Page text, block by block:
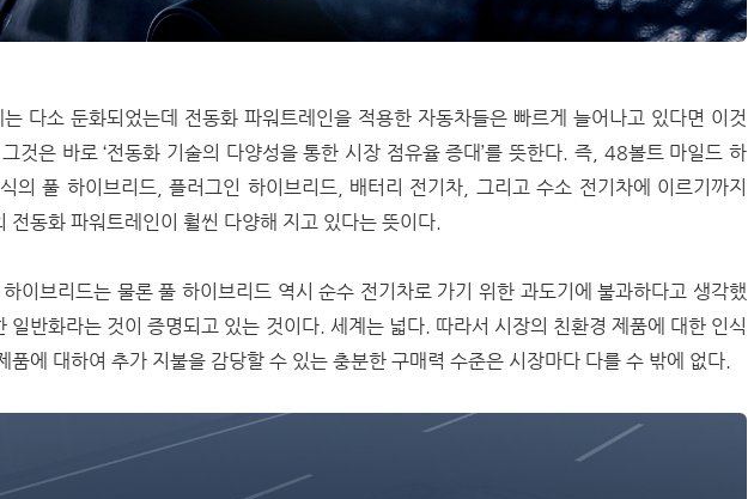
다소 둔화되었는데 전동화 파워트레인을 적용한 자동차들은 빠르게 늘어나고 있다면 이것
것은 바로 ‘전동화 기술의 다양성을 통한 시장 점유율 증대’를 뜻한다. 즉, 48볼트 마일드 하
의 풀 하이브리드, 플러그인 하이브리드, 배터리 전기차, 그리고 수소 전기차에 이르기까지
전동화 파워트레인이 훨씬 다양해 지고 있다는 뜻이다.
이브리드는 물론 풀 하이브리드 역시 순수 전기차로 가기 위한 과도기에 불과하다고 생각했
일반화라는 것이 증명되고 있는 것이다. 세계는 넓다. 따라서 시장의 친환경 제품에 대한 인식
품에 대하여 추가 지불을 감당할 수 있는 충분한 구매력 수준은 시장마다 다를 수 밖에 없다.